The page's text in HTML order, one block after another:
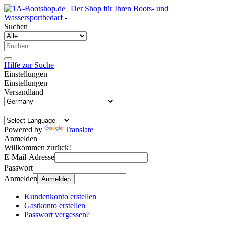
Suchen
Hilfe zur Suche
Einstellungen
Einstellungen
Versandland
Powered by
Translate
Anmelden
Willkommen zurück!
E-Mail-Adresse
Passwort
Anmelden Anmelden
Kundenkonto erstellen
Gastkonto erstellen
Passwort vergessen?